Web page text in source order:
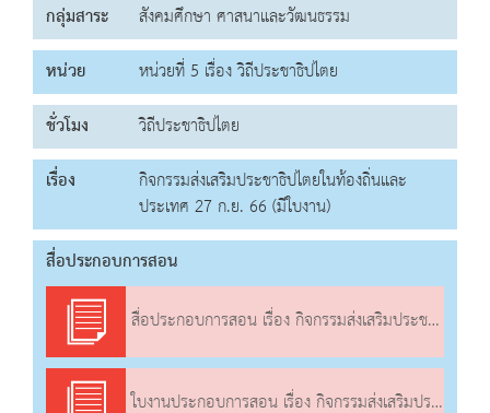
กลุ่มสาระ
สังคมศึกษา ศาสนาและวัฒนธรรม
หน่วย
หน่วยที่ 5 เรื่อง วิถีประชาธิปไตย
ชั่วโมง
วิถีประชาธิปไตย
เรื่อง
กิจกรรมส่งเสริมประชาธิปไตยในท้องถิ่นและ
ประเทศ 27 ก.ย. 66 (มีใบงาน)
สื่อประกอบการสอน
สื่อประกอบการสอน เรื่อง กิจกรรมส่งเสริมประชาธิปไตยในท้องถิ่นและประเทศ
ใบงานประกอบการสอน เรื่อง กิจกรรมส่งเสริมประชาธิปไตยในท้องถิ่นและประเทศ